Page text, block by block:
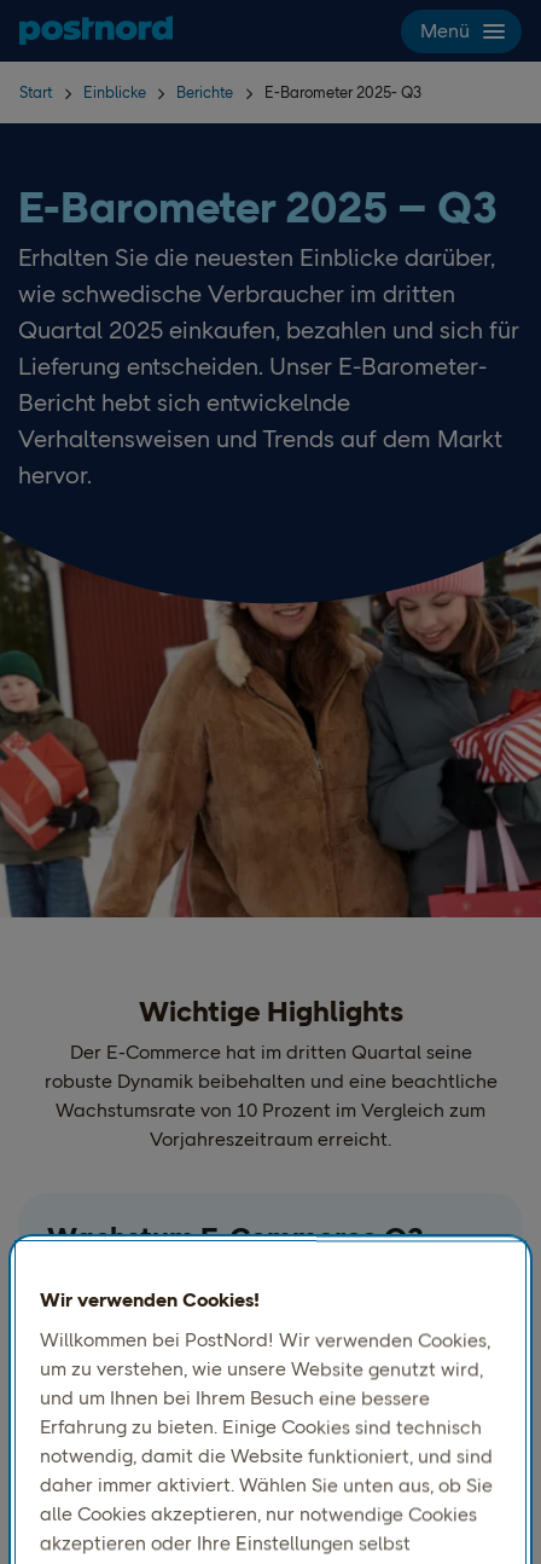
Hoppa över navigering och sök
Menü
Start Einblicke Berichte E-Barometer 2025- Q3
E-Barometer 2025 – Q3
Erhalten Sie die neuesten Einblicke darüber,
wie schwedische Verbraucher im dritten
Quartal 2025 einkaufen, bezahlen und sich für
Lieferung entscheiden. Unser E-Barometer-
Bericht hebt sich entwickelnde
Verhaltensweisen und Trends auf dem Markt
hervor.
Wichtige Highlights
Der E-Commerce hat im dritten Quartal seine
robuste Dynamik beibehalten und eine beachtliche
Wachstumsrate von 10 Prozent im Vergleich zum
Vorjahreszeitraum erreicht.
Wachstum E-Commerce Q3
Wir verwenden Cookies!
Willkommen bei PostNord! Wir verwenden Cookies,
um zu verstehen, wie unsere Website genutzt wird,
und um Ihnen bei Ihrem Besuch eine bessere
Erfahrung zu bieten. Einige Cookies sind technisch
notwendig, damit die Website funktioniert, und sind
daher immer aktiviert. Wählen Sie unten aus, ob Sie
alle Cookies akzeptieren, nur notwendige Cookies
akzeptieren oder Ihre Einstellungen selbst